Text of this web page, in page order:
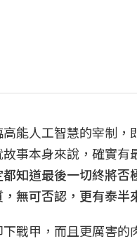
能人工智慧的宰制
事本身來說，確實
知道最後一切終將
無可否認，更有泰半
戰甲，而且更厲害的